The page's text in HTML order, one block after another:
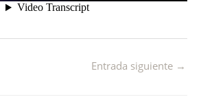
Entrada siguiente →